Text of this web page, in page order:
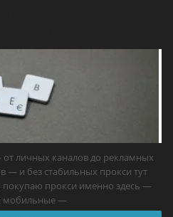
личных каналов до рекламных
— и без стабильных прокси тут
покупаю прокси именно здесь —
мобильные —